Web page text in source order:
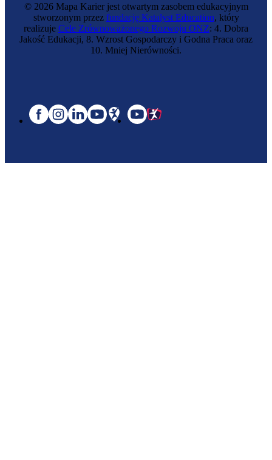
© 2026 Mapa Karier jest otwartym zasobem edukacyjnym
stworzonym przez fundację Katalyst Education, który
realizuje Cele Zrównoważonego Rozwoju ONZ: 4. Dobra
Jakość Edukacji, 8. Wzrost Gospodarczy i Godna Praca oraz
10. Mniej Nierówności.